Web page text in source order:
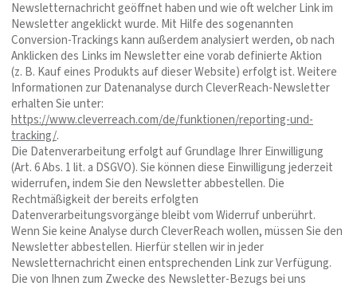
Newsletternachricht geöffnet haben und wie oft welcher Link im
Newsletter angeklickt wurde. Mit Hilfe des sogenannten
Conversion-Trackings kann außerdem analysiert werden, ob nach
Anklicken des Links im Newsletter eine vorab definierte Aktion
(z. B. Kauf eines Produkts auf dieser Website) erfolgt ist. Weitere
Informationen zur Datenanalyse durch CleverReach-Newsletter
erhalten Sie unter:
https://www.cleverreach.com/de/funktionen/reporting-und-
tracking/.
Die Datenverarbeitung erfolgt auf Grundlage Ihrer Einwilligung
(Art. 6 Abs. 1 lit. a DSGVO). Sie können diese Einwilligung jederzeit
widerrufen, indem Sie den Newsletter abbestellen. Die
Rechtmäßigkeit der bereits erfolgten
Datenverarbeitungsvorgänge bleibt vom Widerruf unberührt.
Wenn Sie keine Analyse durch CleverReach wollen, müssen Sie den
Newsletter abbestellen. Hierfür stellen wir in jeder
Newsletternachricht einen entsprechenden Link zur Verfügung.
Die von Ihnen zum Zwecke des Newsletter-Bezugs bei uns